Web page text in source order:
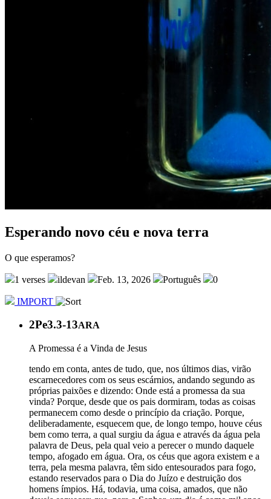
Esperando novo céu e nova terra
O que esperamos?
1 verses ildevan Feb. 13, 2026 Português 0
IMPORT
2Pe3.3-13ARA
A Promessa é a Vinda de Jesus
tendo em conta, antes de tudo, que, nos últimos dias, virão
escarnecedores com os seus escárnios, andando segundo as
próprias paixões e dizendo: Onde está a promessa da sua
vinda? Porque, desde que os pais dormiram, todas as coisas
permanecem como desde o princípio da criação. Porque,
deliberadamente, esquecem que, de longo tempo, houve céus
bem como terra, a qual surgiu da água e através da água pela
palavra de Deus, pela qual veio a perecer o mundo daquele
tempo, afogado em água. Ora, os céus que agora existem e a
terra, pela mesma palavra, têm sido entesourados para fogo,
estando reservados para o Dia do Juízo e destruição dos
homens ímpios. Há, todavia, uma coisa, amados, que não